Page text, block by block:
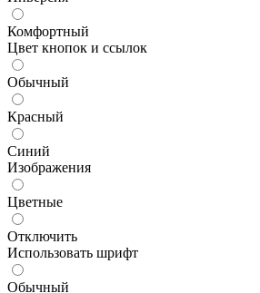
Комфортный
Цвет кнопок и ссылок
Обычный
Красный
Синий
Изображения
Цветные
Отключить
Использовать шрифт
Обычный